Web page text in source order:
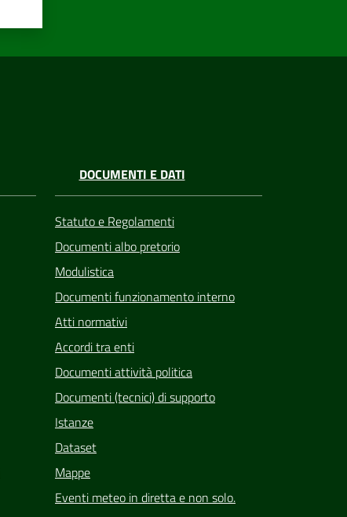
DOCUMENTI E DATI
Statuto e Regolamenti
Documenti albo pretorio
Modulistica
Documenti funzionamento interno
Atti normativi
Accordi tra enti
Documenti attività politica
Documenti (tecnici) di supporto
Istanze
Dataset
Mappe
Eventi meteo in diretta e non solo.